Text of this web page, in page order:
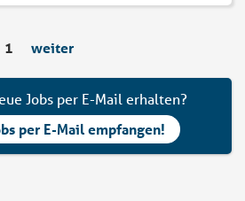
1 weiter
Jobs per E-Mail erhalten?
per E-Mail empfangen!